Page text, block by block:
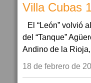
Villa Cubas
El “León” volvió
del “Tanque”
Andino de la
18 de febrero de